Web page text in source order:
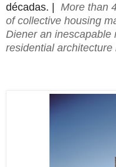
décadas. | More than
of collective housing
Diener an inescapable
residential architecture